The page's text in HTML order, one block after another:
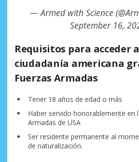
— Armed with Science
September 16,
Requisitos para acceder
ciudadanía americana
Fuerzas Armadas
Tener 18 años de edad o más
Haber servido honorablemente en
Armadas de USA
Ser residente permanente al
de naturalización.